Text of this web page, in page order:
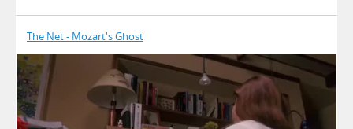
The Net - Mozart's Ghost